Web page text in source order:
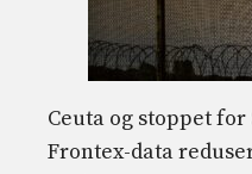
Ceuta og stoppet
Frontex-data